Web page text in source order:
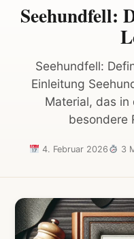
Seehundfell:
Seehundfell:
Einleitung
Material, das
besondere
4. Februar 2026 3